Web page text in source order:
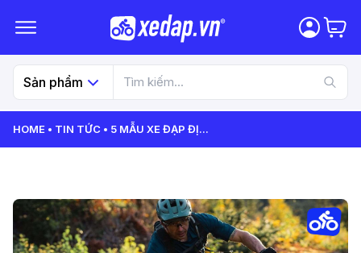
Sản phẩm
HOME TIN TỨC 5 MẪU XE ĐẠP ĐỊ...